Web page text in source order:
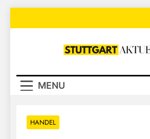
Stuttgart
MENU
HANDEL